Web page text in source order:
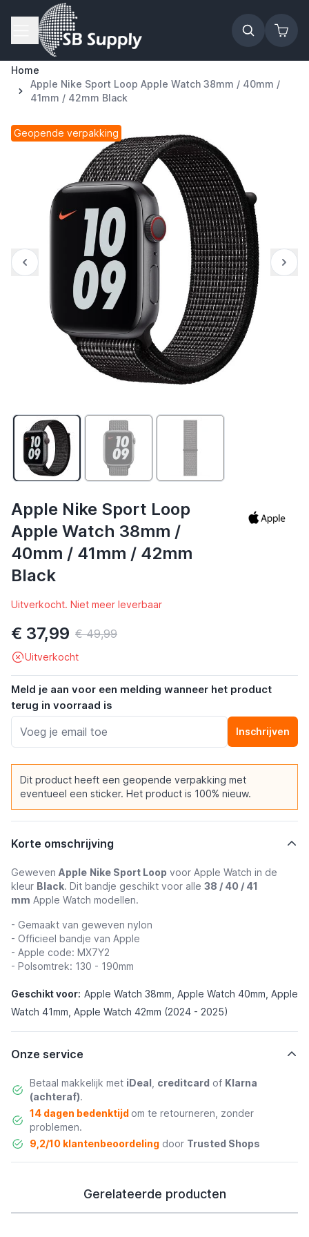
Ga naar de inhoud
Home
Apple Nike Sport Loop Apple Watch 38mm / 40mm /
41mm / 42mm Black
Geopende verpakking
Apple Nike Sport Loop
Apple Watch 38mm /
40mm / 41mm / 42mm
Black
Uitverkocht. Niet meer leverbaar
€ 37,99 € 49,99
Uitverkocht
Meld je aan voor een melding wanneer het product
terug in voorraad is
Inschrijven
Dit product heeft een geopende verpakking met
eventueel een sticker. Het product is 100% nieuw.
Korte omschrijving
Geweven Apple Nike Sport Loop voor Apple Watch in de
kleur Black. Dit bandje geschikt voor alle 38 / 40 / 41
mm Apple Watch modellen.
- Gemaakt van geweven nylon
- Officieel bandje van Apple
- Apple code: MX7Y2
- Polsomtrek: 130 - 190mm
Geschikt voor: Apple Watch 38mm, Apple Watch 40mm, Apple
Watch 41mm, Apple Watch 42mm (2024 - 2025)
Onze service
Betaal makkelijk met iDeal creditcard of Klarna
(achteraf).
14 dagen bedenktijd om te retourneren, zonder
problemen.
9,2/10 klantenbeoordelingdoor Trusted Shops
Gerelateerde producten